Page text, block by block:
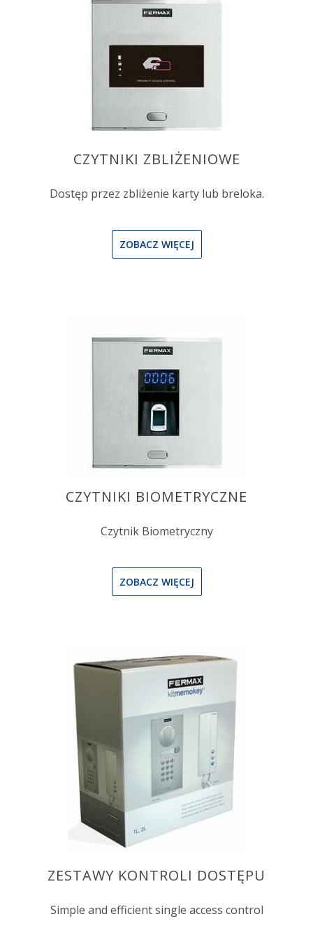
CZYTNIKI ZBLIŻENIOWE
Dostęp przez zbliżenie karty lub breloka.
ZOBACZ WIĘCEJ
CZYTNIKI BIOMETRYCZNE
Czytnik Biometryczny
ZOBACZ WIĘCEJ
ZESTAWY KONTROLI DOSTĘPU
Simple and efficient single access control